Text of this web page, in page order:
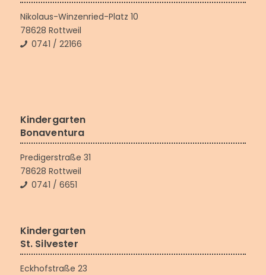
Nikolaus-Winzenried-Platz 10
78628 Rottweil
0741 / 22166
Kindergarten
Bonaventura
Predigerstraße 31
78628 Rottweil
0741 / 6651
Kindergarten
St. Silvester
Eckhofstraße 23